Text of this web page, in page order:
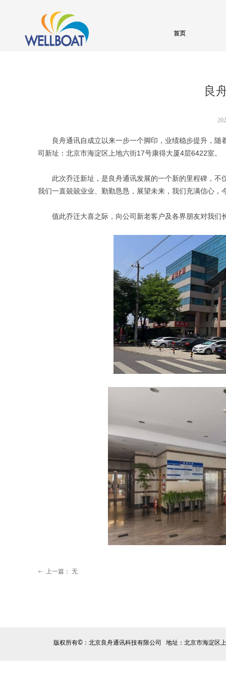
首页
良
良舟通讯自成立以来一步一个脚印，业绩稳步提升，
司新址：北京市海淀区上地六街17号康得大厦4层6422室。
此次乔迁新址，是良舟通讯发展的一个新的里程碑，
我们一直兢兢业业、勤勤恳恳，展望未来，我们充满信心
值此乔迁大喜之际，向公司新老客户及各界朋友对我
ꂃ 上一篇： 无
版权所有©：北京良舟通讯科技有限公司 地址：北京市海淀